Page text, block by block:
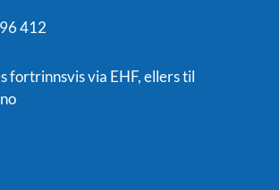
412
fortrinnsvis via EHF, ellers til